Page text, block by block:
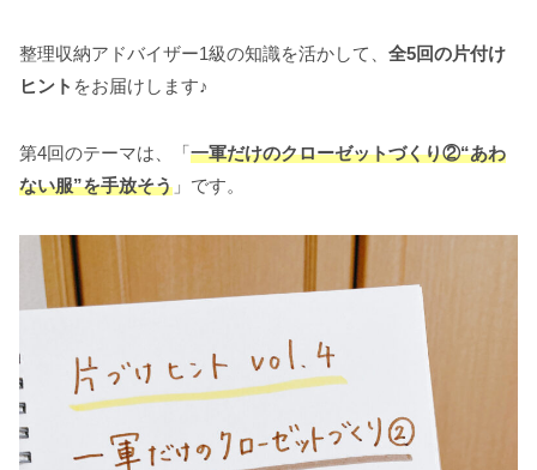
整理収納アドバイザー1級の知識を活かして、 全5回の片付け
ヒント をお届けします♪
第4回のテーマは、「一軍だけのクローゼットづくり②“あわ
ない服”を手放そう 」です。